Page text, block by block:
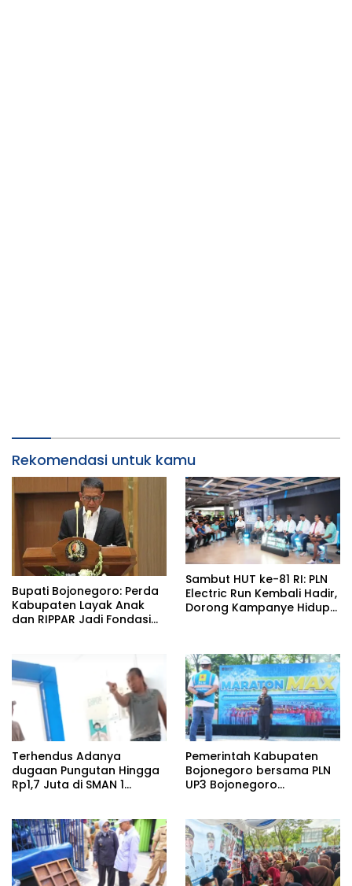
Rekomendasi untuk kamu
Bupati Bojonegoro: Perda
Kabupaten Layak Anak
dan RIPPAR Jadi Fondasi
Sambut HUT ke-81 RI: PLN
Electric Run Kembali Hadir,
Dorong Kampanye Hidup
Terhendus Adanya
dugaan Pungutan Hingga
Rp1,7 Juta di SMAN 1
Saat Konfirmasi
Pemerintah Kabupaten
Bojonegoro bersama PLN
UP3 Bojonegoro